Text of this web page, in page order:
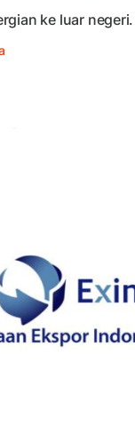
ke luar negeri.